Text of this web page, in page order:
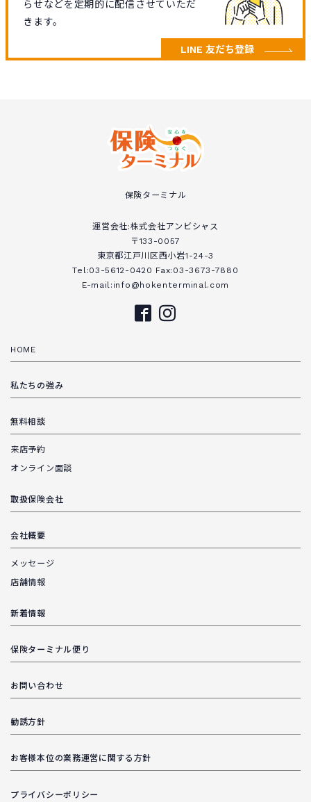
らせなどを定期的に配信させていただ
きます。
LINE 友だち登録
保険ターミナル
運営会社:株式会社アンビシャス
〒133-0057
東京都江戸川区西小岩1-24-3
Tel:03-5612-0420 Fax:03-3673-7880
E-mail:info@hokenterminal.com
HOME
私たちの強み
無料相談
来店予約
オンライン面談
取扱保険会社
会社概要
メッセージ
店舗情報
新着情報
保険ターミナル便り
お問い合わせ
勧誘方針
お客様本位の業務運営に関する方針
プライバシーポリシー